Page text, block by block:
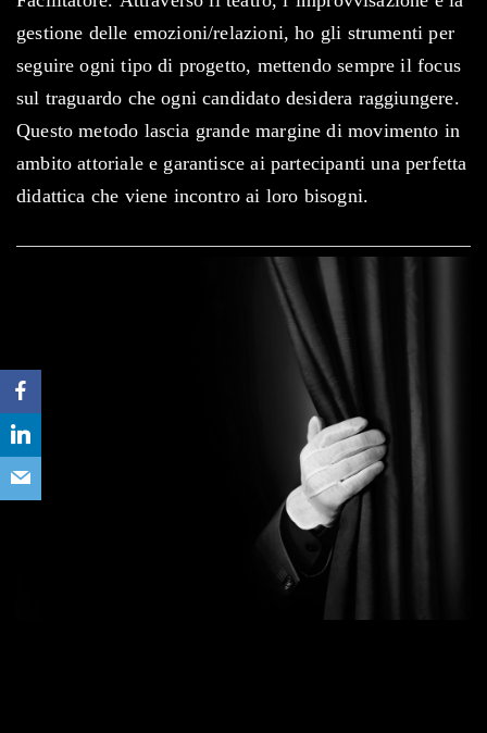
gestione delle emozioni/relazioni, ho gli strumenti per
seguire ogni tipo di progetto, mettendo sempre il focus
sul traguardo che ogni candidato desidera raggiungere.
Questo metodo lascia grande margine di movimento in
ambito attoriale e garantisce ai partecipanti una perfetta
didattica che viene incontro ai loro bisogni.